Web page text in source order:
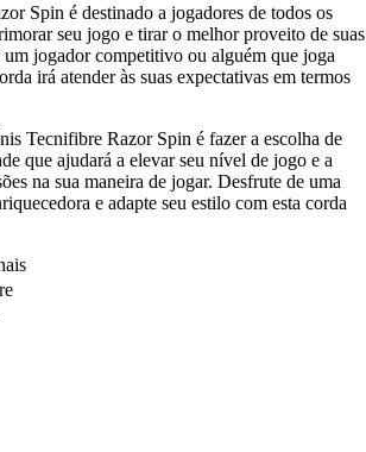
Spin é destinado a jogadores de todos os
seu jogo e tirar o melhor proveito de suas
jogador competitivo ou alguém que joga
irá atender às suas expectativas em termos
Tecnifibre Razor Spin é fazer a escolha de
que ajudará a elevar seu nível de jogo e a
na sua maneira de jogar. Desfrute de uma
e adapte seu estilo com esta corda